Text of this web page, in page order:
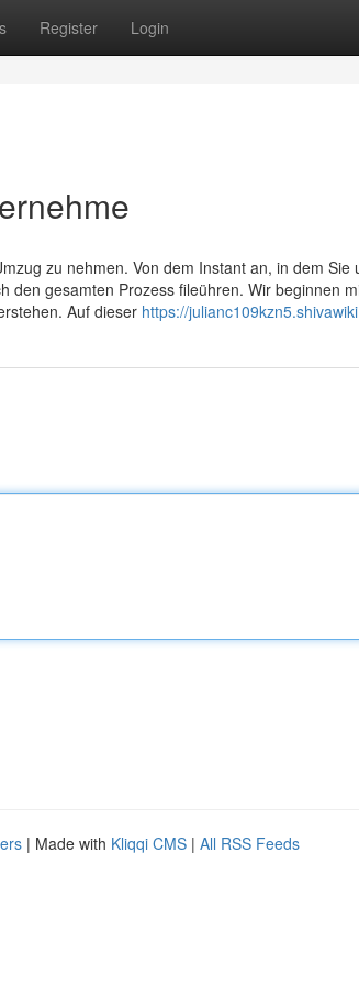
Register Login
zu nehmen. Von dem Instant an, in dem Sie
den gesamten Prozess fileühren. Wir beginnen
Auf dieser https://
| Made with Kliqqi CMS | All RSS Feeds